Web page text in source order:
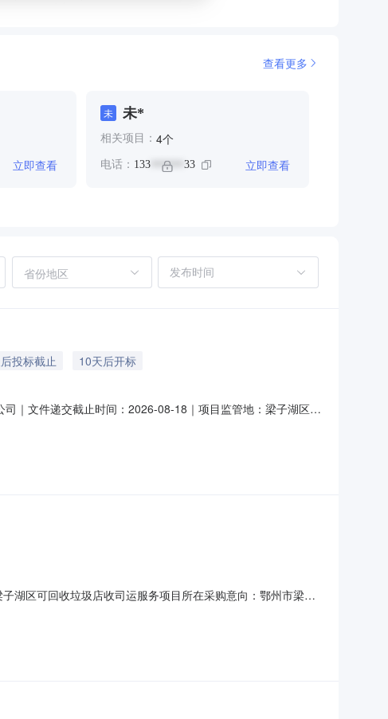
查看更多
立即查看
未 未*
相关项目： 4个
电话： 133****** 33 立即查看
省份地区
投标截止
10天后开标
｜文件递交截止时间：2026-08-18｜项目监管地：梁子湖区|
：XYR-ZFCG-2026
湖区可回收垃圾店收司运服务项目所在采购意向：鄂州市梁子
子湖区各镇（园区）及其所辖87个行政村（居）委会区域设立